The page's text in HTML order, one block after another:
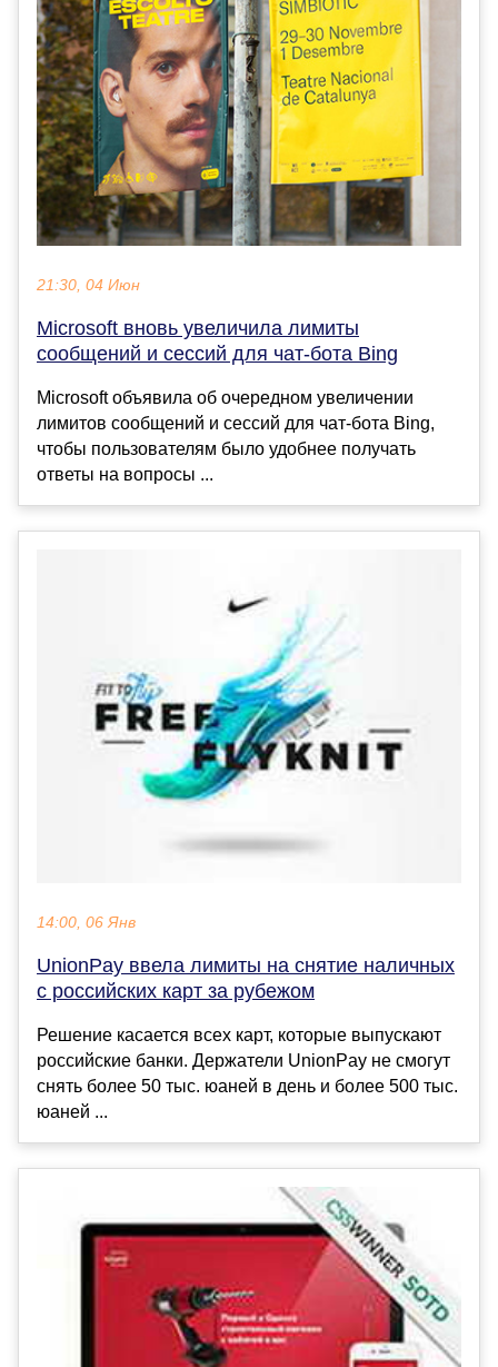
21:30, 04 Июн
Microsoft вновь увеличила лимиты
сообщений и сессий для чат-бота Bing
Microsoft объявила об очередном увеличении
лимитов сообщений и сессий для чат-бота Bing,
чтобы пользователям было удобнее получать
ответы на вопросы ...
14:00, 06 Янв
UnionPay ввела лимиты на снятие наличных
с российских карт за рубежом
Решение касается всех карт, которые выпускают
российские банки. Держатели UnionPay не смогут
снять более 50 тыс. юаней в день и более 500 тыс.
юаней ...